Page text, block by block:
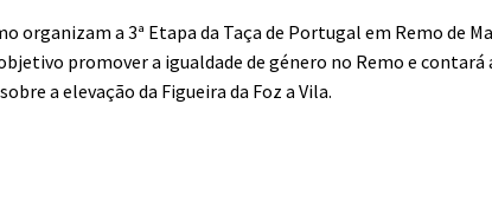
organizam a 3ª Etapa da Taça de Portugal em Remo de
promover a igualdade de género no Remo e contará
a elevação da Figueira da Foz a Vila.